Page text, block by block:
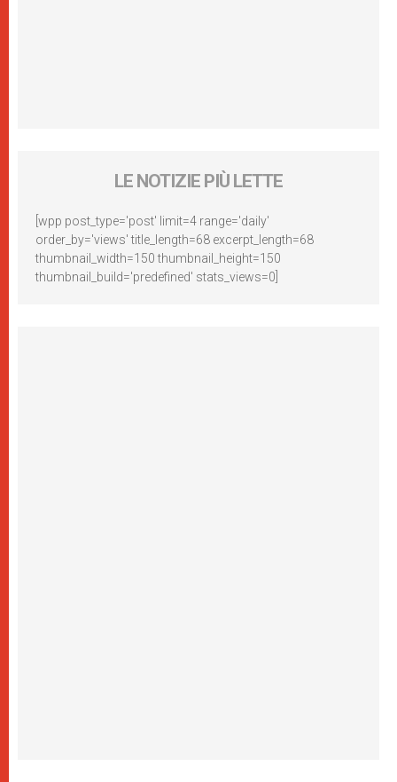
LE NOTIZIE PIÙ LETTE
[wpp post_type='post' limit=4 range='daily'
order_by='views' title_length=68 excerpt_length=68
thumbnail_width=150 thumbnail_height=150
thumbnail_build='predefined' stats_views=0]